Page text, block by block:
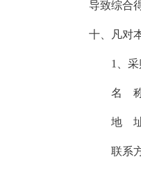
导致综合
十、凡对
1、采
名 称
地 址
联系方